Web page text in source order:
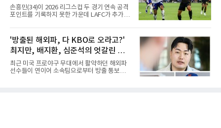
우승 상금 1억8천만원을 받았다.2017년 신인왕
출신인 그는 상비군과 국가대표를 거쳤지만
2020시즌 이후 세 차례 정규투어 출전권을 잃고
다 16번 홀(파4)에서 두 번째 샷을 홀 3ｍ에 붙여
버디를 잡고 단독 선두에 나섰다
손흥민(34)이 2026 리그스컵 두 경기 연속 공격
포인트를 기록하지 못한 가운데 LAFC가 추가시
간) 미국 로스앤젤레스 BMO 스타디움에서 열린
멕시코 리가 MX 톨루카와의 조별리그 2차전에
최전방 공격수로 선발 출전했으나 슈팅 없이 후
반 23분 주드 테리와 교체됐다. 북중미 월드컵
이후 MLS 4경기 연속 골을 넣었던 그는 지난 6
일 치바스 과달라하라전에 이어 침묵했다.전반
1분 다비드 마르티네스가 얻은 페널티킥은 비디
'방출된 해외파, 다 KBO로 오라고?'
최지만, 배지환, 심준석의 엇갈린 거
취와 현실
최근 미국 프로야구 무대에서 활약하던 해외파
선수들이 연이어 소속팀으로부터 방출 통보를